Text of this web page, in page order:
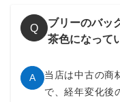
Q
ブリーのバッ
茶色になって
A
当店は中古の商
で、経年変化後